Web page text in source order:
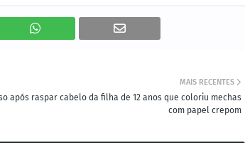
MAIS RECENTES
após raspar cabelo da filha de 12 anos que coloriu mechas
com papel crepom